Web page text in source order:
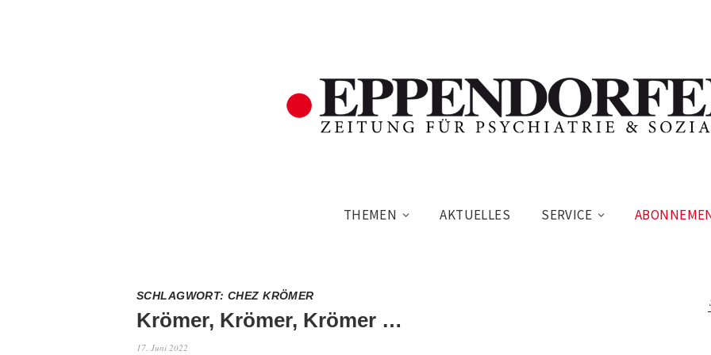
THEMEN AKTUELLES SERVICE
SCHLAGWORT:CHEZ KRÖMER
Krömer, Krömer, Krömer …
17. Juni 2022